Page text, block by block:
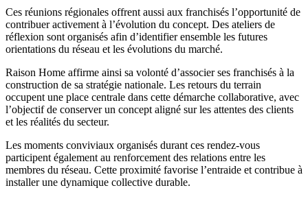
Ces réunions régionales offrent aussi aux franchisés l’opportunité de
contribuer activement à l’évolution du concept. Des ateliers de
réflexion sont organisés afin d’identifier ensemble les futures
orientations du réseau et les évolutions du marché.
Raison Home affirme ainsi sa volonté d’associer ses franchisés à la
construction de sa stratégie nationale. Les retours du terrain
occupent une place centrale dans cette démarche collaborative, avec
l’objectif de conserver un concept aligné sur les attentes des clients
et les réalités du secteur.
Les moments conviviaux organisés durant ces rendez-vous
participent également au renforcement des relations entre les
membres du réseau. Cette proximité favorise l’entraide et contribue à
installer une dynamique collective durable.